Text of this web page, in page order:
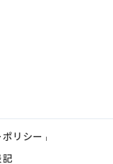
リシー |
記